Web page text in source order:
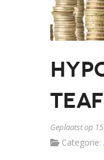
Geplaatst op
Categorie: